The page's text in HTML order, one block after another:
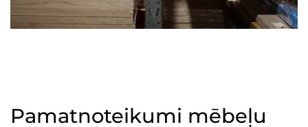
Pamatnoteikumi mēbeļu